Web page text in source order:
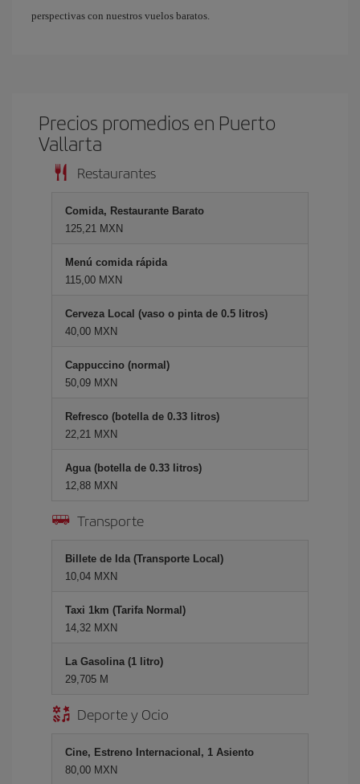
perspectivas con nuestros vuelos baratos.
Precios promedios en Puerto
Vallarta
Restaurantes
Comida, Restaurante Barato
125,21 MXN
Menú comida rápida
115,00 MXN
Cerveza Local (vaso o pinta de 0.5 litros)
40,00 MXN
Cappuccino (normal)
50,09 MXN
Refresco (botella de 0.33 litros)
22,21 MXN
Agua (botella de 0.33 litros)
12,88 MXN
Transporte
Billete de Ida (Transporte Local)
10,04 MXN
Taxi 1km (Tarifa Normal)
14,32 MXN
La Gasolina (1 litro)
29,705 M
Deporte y Ocio
Cine, Estreno Internacional, 1 Asiento
80,00 MXN